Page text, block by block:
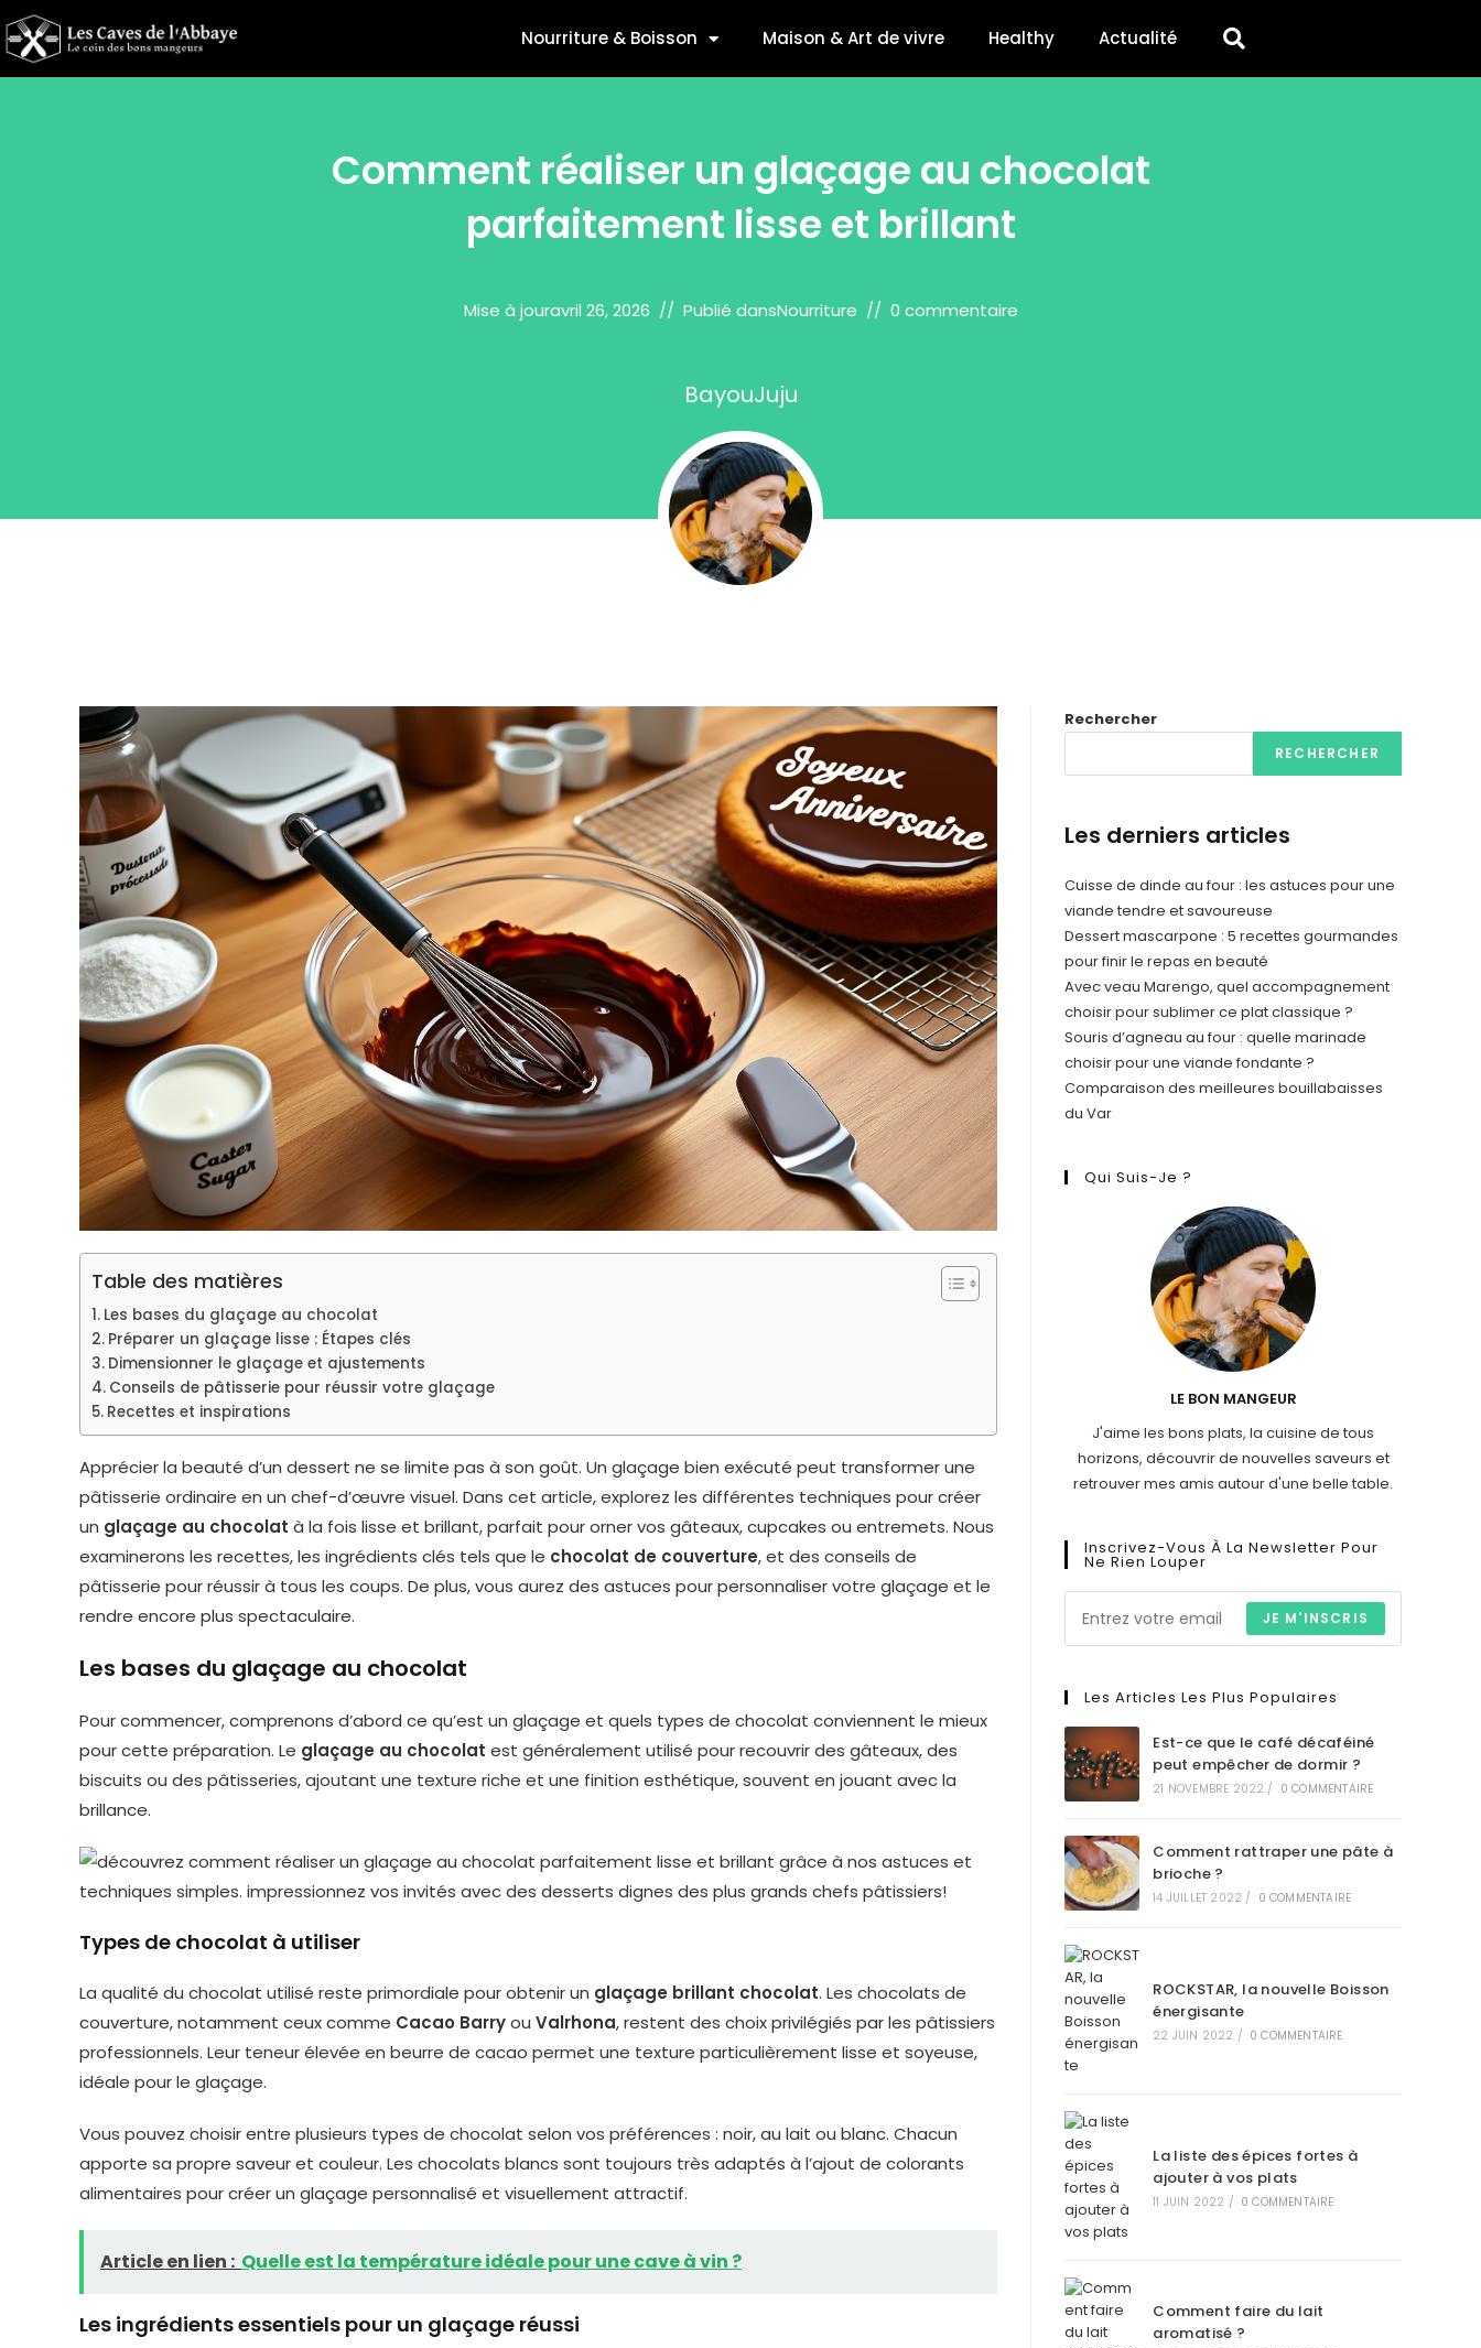
Nourriture & Boisson Maison & Art de vivre Healthy Actualité
Comment réaliser un glaçage au chocolat
parfaitement lisse et brillant
Mise à jouravril 26, 2026 Publié dansNourriture 0 commentaire
BayouJuju
Table des matières
Les bases du glaçage au chocolat
Préparer un glaçage lisse : Étapes clés
Dimensionner le glaçage et ajustements
Conseils de pâtisserie pour réussir votre glaçage
Recettes et inspirations
Apprécier la beauté d’un dessert ne se limite pas à son goût. Un glaçage bien exécuté peut transformer une
pâtisserie ordinaire en un chef-d’œuvre visuel. Dans cet article, explorez les différentes techniques pour créer
un glaçage au chocolat à la fois lisse et brillant, parfait pour orner vos gâteaux, cupcakes ou entremets. Nous
examinerons les recettes, les ingrédients clés tels que le chocolat de couverture, et des conseils de
pâtisserie pour réussir à tous les coups. De plus, vous aurez des astuces pour personnaliser votre glaçage et le
rendre encore plus spectaculaire.
Les bases du glaçage au chocolat
Pour commencer, comprenons d’abord ce qu’est un glaçage et quels types de chocolat conviennent le mieux
pour cette préparation. Le glaçage au chocolat est généralement utilisé pour recouvrir des gâteaux, des
biscuits ou des pâtisseries, ajoutant une texture riche et une finition esthétique, souvent en jouant avec la
brillance.
Types de chocolat à utiliser
La qualité du chocolat utilisé reste primordiale pour obtenir un glaçage brillant chocolat. Les chocolats de
couverture, notamment ceux comme Cacao Barryou Valrhona, restent des choix privilégiés par les pâtissiers
professionnels. Leur teneur élevée en beurre de cacao permet une texture particulièrement lisse et soyeuse,
idéale pour le glaçage.
Vous pouvez choisir entre plusieurs types de chocolat selon vos préférences : noir, au lait ou blanc. Chacun
apporte sa propre saveur et couleur. Les chocolats blancs sont toujours très adaptés à l’ajout de colorants
alimentaires pour créer un glaçage personnalisé et visuellement attractif.
Article en lien : Quelle est la température idéale pour une cave à vin ?
Les ingrédients essentiels pour un glaçage réussi
Rechercher
RECHERCHER
Les derniers articles
Cuisse de dinde au four : les astuces pour une
viande tendre et savoureuse
Dessert mascarpone : 5 recettes gourmandes
pour finir le repas en beauté
Avec veau Marengo, quel accompagnement
choisir pour sublimer ce plat classique ?
Souris d’agneau au four : quelle marinade
choisir pour une viande fondante ?
Comparaison des meilleures bouillabaisses
du Var
Qui Suis-Je ?
LE BON MANGEUR
J'aime les bons plats, la cuisine de tous
horizons, découvrir de nouvelles saveurs et
retrouver mes amis autour d'une belle table.
Inscrivez-Vous À La Newsletter Pour
Ne Rien Louper
JE M'INSCRIS
Les Articles Les Plus Populaires
Est-ce que le café décaféiné
peut empêcher de dormir ?
21 NOVEMBRE 2022 / 0 COMMENTAIRE
Comment rattraper une pâte à
brioche ?
14 JUILLET 2022 / 0 COMMENTAIRE
ROCKSTAR, la nouvelle Boisson
énergisante
22 JUIN 2022 / 0 COMMENTAIRE
La liste des épices fortes à
ajouter à vos plats
11 JUIN 2022 / 0 COMMENTAIRE
Comment faire du lait
aromatisé ?